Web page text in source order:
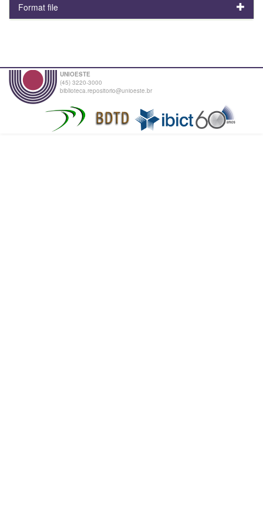
Format file
UNIOESTE
(45) 3220-3000
biblioteca.repositorio@unioeste.br